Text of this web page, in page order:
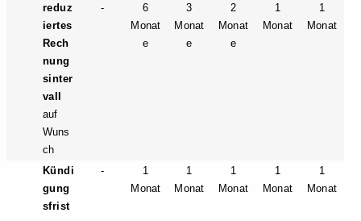
reduz
iertes
Rech
nung
sinter
vall
auf
Wuns
ch
-
6
Monat
e
3
Monat
e
2
Monat
e
1
Monat
1
Monat
Kündi
gung
sfrist
-
1
Monat
1
Monat
1
Monat
1
Monat
1
Monat